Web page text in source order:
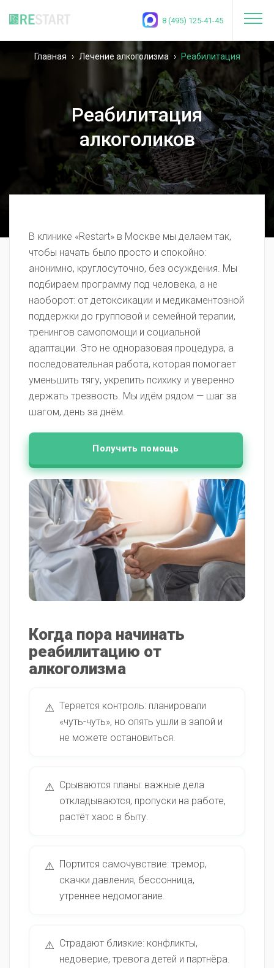
8 (495) 125-41-45
Главная › Лечение алкоголизма › Реабилитация
алкоголиков
Реабилитация
алкоголиков
В клинике «Restart» в Москве мы делаем так,
чтобы начать было просто и спокойно:
анонимно, круглосуточно, без осуждения. Мы
подбираем программу под человека, а не
наоборот: от детоксикации и медикаментозной
поддержки до групповой и семейной терапии,
тренингов самопомощи и социальной
адаптации. Это не одноразовая процедура, а
последовательная работа, которая помогает
уменьшить тягу, укрепить психику и уверенно
держать трезвость. Мы идём рядом — шаг за
шагом, день за днём.
Получить помощь
Когда пора начинать
реабилитацию от
алкоголизма
⚠ Теряется контроль: планировали
«чуть-чуть», но опять ушли в запой и
не можете остановиться.
⚠ Срываются планы: важные дела
откладываются, пропуски на работе,
растёт хаос в быту.
⚠ Портится самочувствие: тремор,
скачки давления, бессонница,
утреннее недомогание.
⚠ Страдают близкие: конфликты,
недоверие, тревога детей и партнёра.